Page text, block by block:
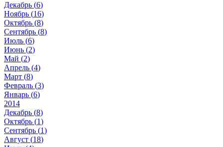
Декабрь (6)
Ноябрь (16)
Октябрь (8)
Сентябрь (8)
Июль (6)
Июнь (2)
Май (2)
Апрель (4)
Март (8)
Февраль (3)
Январь (6)
2014
Декабрь (8)
Октябрь (1)
Сентябрь (1)
Август (18)